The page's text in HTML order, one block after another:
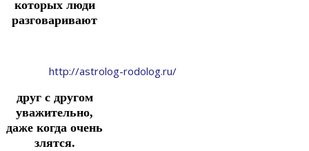
которых люди
разговаривают
http://astrolog-rodolog.ru/
друг с другом
уважительно,
даже когда очень
злятся.